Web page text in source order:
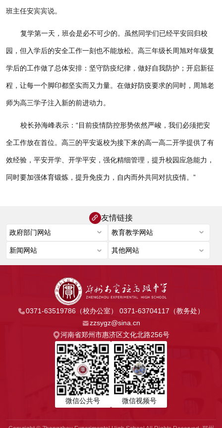
班主任安宾宾说。
复学第一天，班会是必不可少的。虽然同学们已经平安回归校
园，但入学后的安全工作一刻也不能放松。高三年级长周旭对年级复
学后的工作做了总体安排：坚守防疫纪律，做好自我防护；开启新征
程，让每一个脚印都坚实而又力量。在做好防疫要求的同时，周旭老
师为高三学子注入新的前进动力。
校长孙海峰表示：“目前疫情防控形势依然严峻，我们必须把安
全工作放在首位。高三的平安返校为接下来的高一高二开学提供了有
效经验，平安开学、开学平安，强化精细管理，提升校园应急能力，
同时要加强体育锻炼，提升免疫力，自内而外共同对抗疫情。”
友情链接
0371-63519786（校办公室） 0371-63704117（教务处）
zzsygz@sina.cn
河南省郑州市惠济区文化北路256号
微信公共号 微信视频号